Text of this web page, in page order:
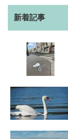
新着記事